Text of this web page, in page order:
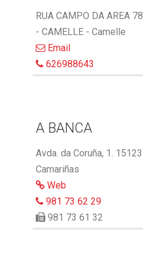
RUA CAMPO DA AREA
- CAMELLE - Camelle
Email
626988643
A BANCA
Avda. da Coruña, 1.
Camariñas
Web
981 73 62 29
981 73 61 32